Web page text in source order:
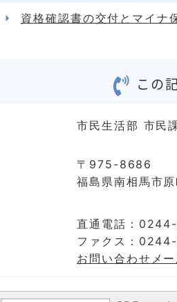
資格確認書の交付とマイナ
この
市民生活部 市民
〒975-8686
福島県南相馬市
直通電話：
ファクス：
お問い合わせメ